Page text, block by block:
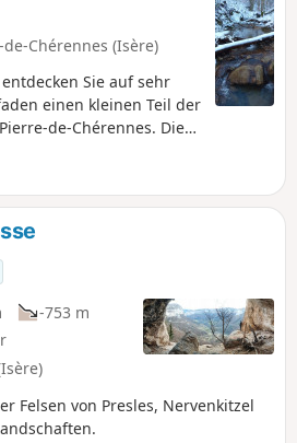
Chérennes (Isère)
Sie auf sehr
einen kleinen Teil der
de-Chérennes. Diese
begeistern.
-753 m
Felsen von Presles, Nervenkitzel